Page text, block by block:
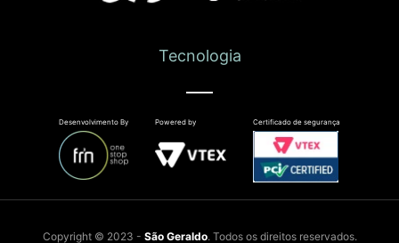
Tecnologia
Desenvolvimento By Powered by Certificado de segurança
Copyright © 2023 - São Geraldo. Todos os direitos reservados.